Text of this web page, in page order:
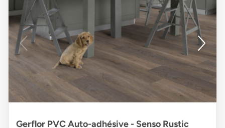
Gerflor PVC Auto-adhésive - Senso Rustic